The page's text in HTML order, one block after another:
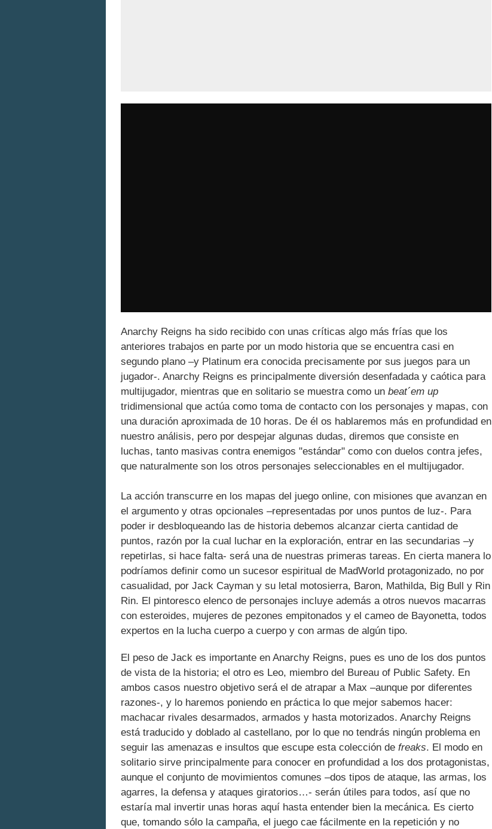
Anarchy Reigns ha sido recibido con unas críticas algo más frías que los
anteriores trabajos en parte por un modo historia que se encuentra casi en
segundo plano –y Platinum era conocida precisamente por sus juegos para un
jugador-. Anarchy Reigns es principalmente diversión desenfadada y caótica para
multijugador, mientras que en solitario se muestra como un beat´em up
tridimensional que actúa como toma de contacto con los personajes y mapas, con
una duración aproximada de 10 horas. De él os hablaremos más en profundidad en
nuestro análisis, pero por despejar algunas dudas, diremos que consiste en
luchas, tanto masivas contra enemigos "estándar" como con duelos contra jefes,
que naturalmente son los otros personajes seleccionables en el multijugador.
La acción transcurre en los mapas del juego online, con misiones que avanzan en
el argumento y otras opcionales –representadas por unos puntos de luz-. Para
poder ir desbloqueando las de historia debemos alcanzar cierta cantidad de
puntos, razón por la cual luchar en la exploración, entrar en las secundarias –y
repetirlas, si hace falta- será una de nuestras primeras tareas. En cierta manera lo
podríamos definir como un sucesor espiritual de MadWorld protagonizado, no por
casualidad, por Jack Cayman y su letal motosierra, Baron, Mathilda, Big Bull y Rin
Rin. El pintoresco elenco de personajes incluye además a otros nuevos macarras
con esteroides, mujeres de pezones empitonados y el cameo de Bayonetta, todos
expertos en la lucha cuerpo a cuerpo y con armas de algún tipo.
El peso de Jack es importante en Anarchy Reigns, pues es uno de los dos puntos
de vista de la historia; el otro es Leo, miembro del Bureau of Public Safety. En
ambos casos nuestro objetivo será el de atrapar a Max –aunque por diferentes
razones-, y lo haremos poniendo en práctica lo que mejor sabemos hacer:
machacar rivales desarmados, armados y hasta motorizados. Anarchy Reigns
está traducido y doblado al castellano, por lo que no tendrás ningún problema en
seguir las amenazas e insultos que escupe esta colección de freaks. El modo en
solitario sirve principalmente para conocer en profundidad a los dos protagonistas,
aunque el conjunto de movimientos comunes –dos tipos de ataque, las armas, los
agarres, la defensa y ataques giratorios…- serán útiles para todos, así que no
estaría mal invertir unas horas aquí hasta entender bien la mecánica. Es cierto
que, tomando sólo la campaña, el juego cae fácilmente en la repetición y no